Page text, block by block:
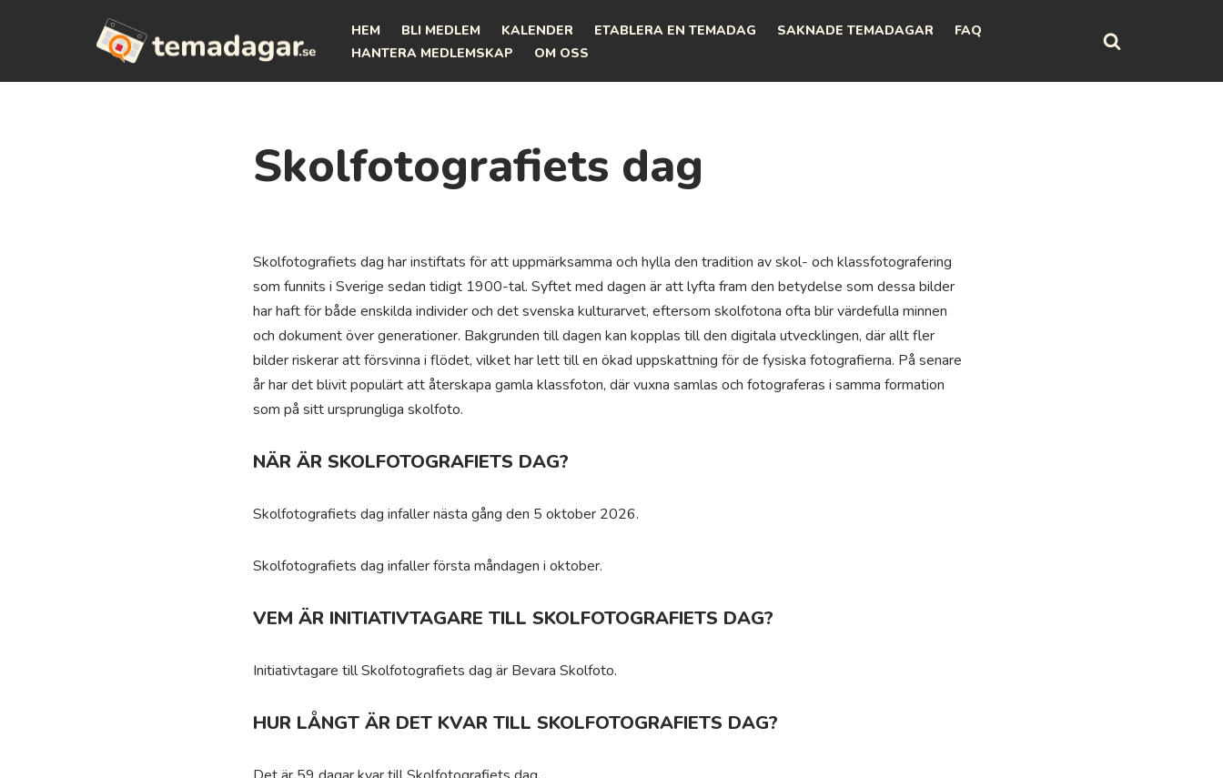
HEM BLI MEDLEM KALENDER ETABLERA EN TEMADAG SAKNADE TEMADAGAR
FAQ
HANTERA MEDLEMSKAP
OM OSS
Skolfotografiets dag
Skolfotografiets dag har instiftats för att uppmärksamma och hylla den tradition av skol- och klassfotografering
som funnits i Sverige sedan tidigt 1900-tal. Syftet med dagen är att lyfta fram den betydelse som dessa bilder
har haft för både enskilda individer och det svenska kulturarvet, eftersom skolfotona ofta blir värdefulla minnen
och dokument över generationer. Bakgrunden till dagen kan kopplas till den digitala utvecklingen, där allt fler
bilder riskerar att försvinna i flödet, vilket har lett till en ökad uppskattning för de fysiska fotografierna. På senare
år har det blivit populärt att återskapa gamla klassfoton, där vuxna samlas och fotograferas i samma formation
som på sitt ursprungliga skolfoto.
NÄR ÄR SKOLFOTOGRAFIETS DAG?
Skolfotografiets dag infaller nästa gång den 5 oktober 2026.
Skolfotografiets dag infaller första måndagen i oktober.
VEM ÄR INITIATIVTAGARE TILL SKOLFOTOGRAFIETS DAG?
Initiativtagare till Skolfotografiets dag är Bevara Skolfoto.
HUR LÅNGT ÄR DET KVAR TILL SKOLFOTOGRAFIETS DAG?